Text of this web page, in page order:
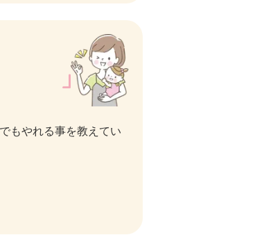
もやれる事を教えてい